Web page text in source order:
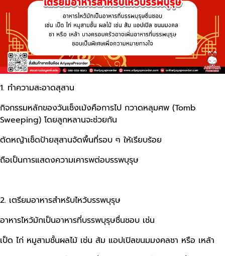
1. ทำความสะอาดสุสาน
กิจกรรมหลักของวันเช็งเม้งคือการไป กวาดหลุมศพ (Tomb
Sweeping) โดยลูกหลานจะช่วยกัน
ตัดหญ้าเช็ดป้ายสุสานจัดพื้นที่รอบ ๆ ให้เรียบร้อย
ถือเป็นการแสดงความเคารพต่อบรรพบุรุษ
2. เตรียมอาหารสำหรับไหว้บรรพบุรุษ
อาหารไหว้มักเป็นอาหารที่บรรพบุรุษชื่นชอบ เช่น
เป็ด ไก่ หมูสามชั้นผลไม้ เช่น ส้ม แอปเปิลขนมมงคลชา หรือ เหล้า